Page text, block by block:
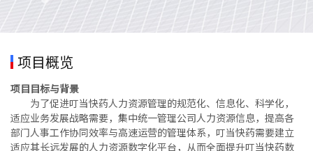
项目概览
项目目标与背景
为了促进叮当快药人力资源管理的规范化、信息化、科学化，
适应业务发展战略需要，集中统一管理公司人力资源信息，提高各
部门人事工作协同效率与高速运营的管理体系，叮当快药需要建立
适应其长远发展的人力资源数字化平台，从而全面提升叮当快药数